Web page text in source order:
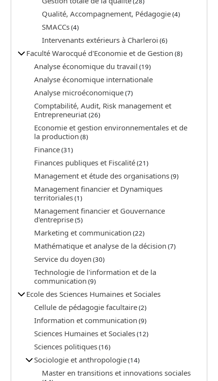
Qualité, Accompagnement, Pédagogie(4)
SMACCs(4)
Intervenants extérieurs à Charleroi (6)
Faculté Warocqué d'Economie et de Gestion (8)
Analyse économique du travail (19)
Analyse économique internationale
Analyse microéconomique(7)
Comptabilité, Audit, Risk management et
Entrepreneuriat(26)
Economie et gestion environnementales et de
la production (8)
Finance(31)
Finances publiques et Fiscalité(21)
Management et étude des organisations(9)
Management financier et Dynamiques
territoriales(1)
Management financier et Gouvernance
d'entreprise(5)
Marketing et communication (22)
Mathématique et analyse de la décision (7)
Service du doyen (30)
Technologie de l'information et de la
communication (9)
Ecole des Sciences Humaines et Sociales
Cellule de pédagogie facultaire(2)
Information et communication (9)
Sciences Humaines et Sociales(12)
Sciences politiques(16)
Sociologie et anthropologie(14)
Master en transitions et innovations sociales